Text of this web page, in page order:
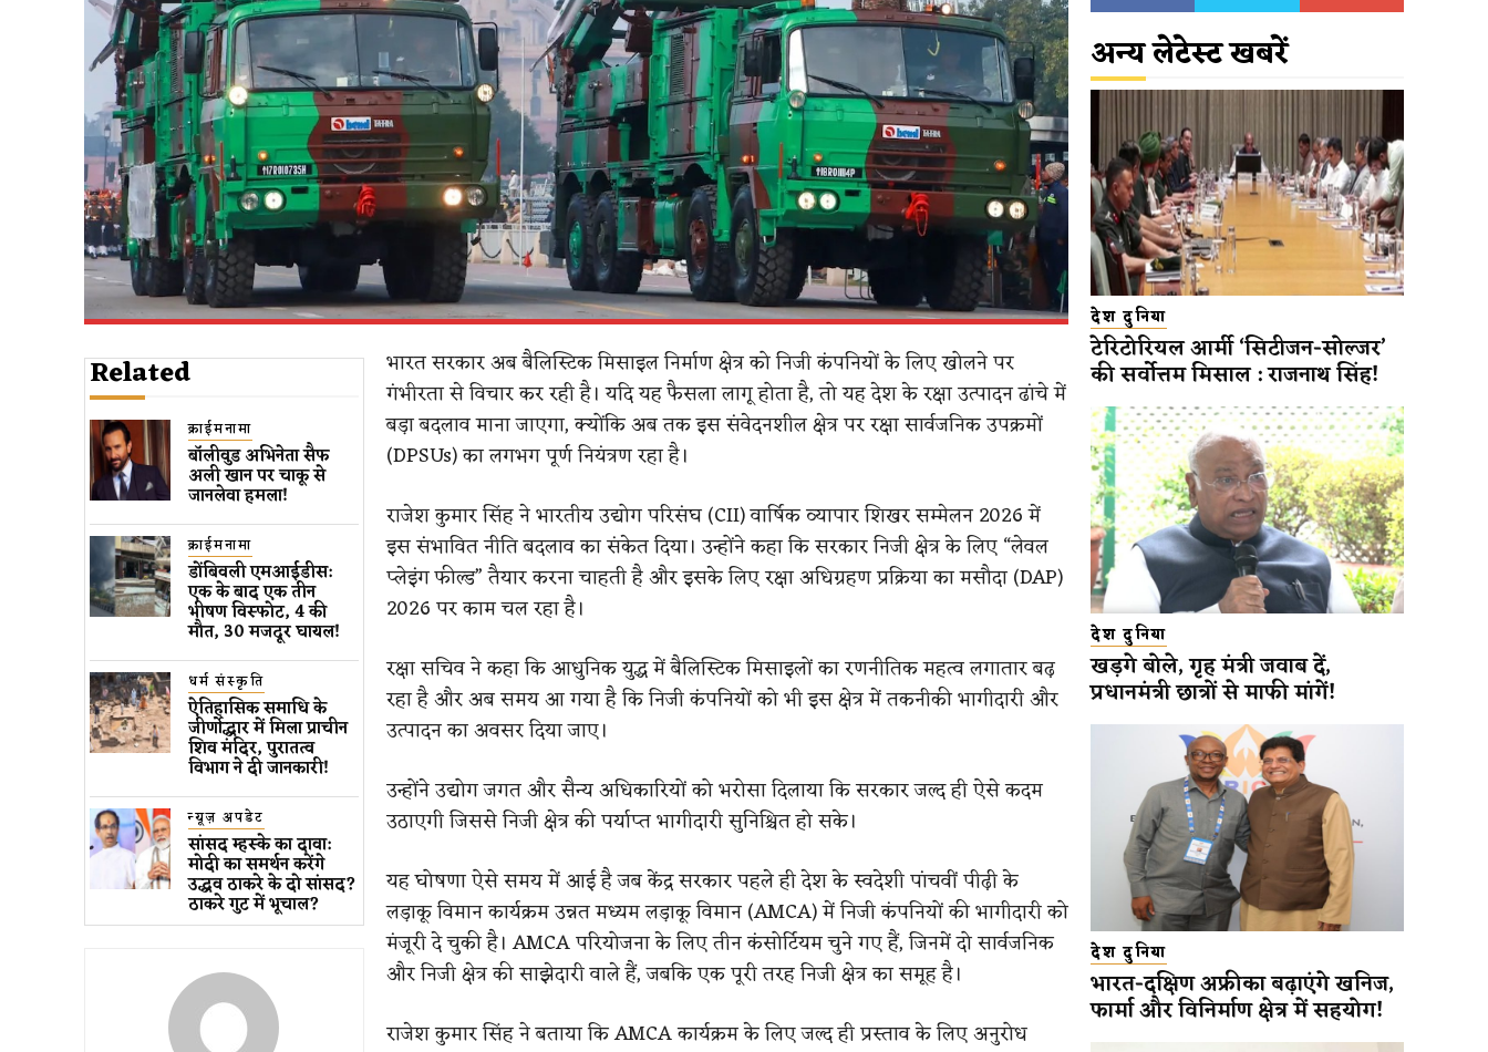
Related
क्राईमनामा
बॉलीवुड​ अभिनेता सैफ
अली खान पर चाकू से ​
जानलेवा हमला​!
क्राईमनामा
डोंबिवली एमआईडीस:
एक के बाद एक तीन
भीषण विस्फोट, 4 की
मौत, 30 मजदूर घायल!
धर्म संस्कृति
ऐतिहासिक समाधि के
जीर्णोद्धार में मिला प्राचीन
शिव मंदिर, पुरातत्व
विभाग ने दी जानकारी!
न्यूज़ अपडेट
सांसद म्हस्के का दावा:
मोदी का समर्थन करेंगे
उद्धव ठाकरे के दो सांसद?
ठाकरे गुट में भूचाल?
भारत सरकार अब बैलिस्टिक मिसाइल निर्माण क्षेत्र को निजी कंपनियों के लिए खोलने पर
गंभीरता से विचार कर रही है। यदि यह फैसला लागू होता है, तो यह देश के रक्षा उत्पादन ढांचे में
बड़ा बदलाव माना जाएगा, क्योंकि अब तक इस संवेदनशील क्षेत्र पर रक्षा सार्वजनिक उपक्रमों
(DPSUs) का लगभग पूर्ण नियंत्रण रहा है।
राजेश कुमार सिंह ने भारतीय उद्योग परिसंघ (CII) वार्षिक व्यापार शिखर सम्मेलन 2026 में
इस संभावित नीति बदलाव का संकेत दिया। उन्होंने कहा कि सरकार निजी क्षेत्र के लिए “लेवल
प्लेइंग फील्ड” तैयार करना चाहती है और इसके लिए रक्षा अधिग्रहण प्रक्रिया का मसौदा (DAP)
2026 पर काम चल रहा है।
रक्षा सचिव ने कहा कि आधुनिक युद्ध में बैलिस्टिक मिसाइलों का रणनीतिक महत्व लगातार बढ़
रहा है और अब समय आ गया है कि निजी कंपनियों को भी इस क्षेत्र में तकनीकी भागीदारी और
उत्पादन का अवसर दिया जाए।
उन्होंने उद्योग जगत और सैन्य अधिकारियों को भरोसा दिलाया कि सरकार जल्द ही ऐसे कदम
उठाएगी जिससे निजी क्षेत्र की पर्याप्त भागीदारी सुनिश्चित हो सके।
यह घोषणा ऐसे समय में आई है जब केंद्र सरकार पहले ही देश के स्वदेशी पांचवीं पीढ़ी के
लड़ाकू विमान कार्यक्रम उन्नत मध्यम लड़ाकू विमान (AMCA) में निजी कंपनियों की भागीदारी को
मंजूरी दे चुकी है। AMCA परियोजना के लिए तीन कंसोर्टियम चुने गए हैं, जिनमें दो सार्वजनिक
और निजी क्षेत्र की साझेदारी वाले हैं, जबकि एक पूरी तरह निजी क्षेत्र का समूह है।
राजेश कुमार सिंह ने बताया कि AMCA कार्यक्रम के लिए जल्द ही प्रस्ताव के लिए अनुरोध
अन्य लेटेस्ट खबरें
देश दुनिया
टेरिटोरियल आर्मी ‘सिटीजन-सोल्जर’
की सर्वोत्तम मिसाल : राजनाथ सिंह!
देश दुनिया
खड़गे बोले, गृह मंत्री जवाब दें,
प्रधानमंत्री छात्रों से माफी मांगें!
देश दुनिया
भारत-दक्षिण अफ्रीका बढ़ाएंगे खनिज,
फार्मा और विनिर्माण क्षेत्र में सहयोग!